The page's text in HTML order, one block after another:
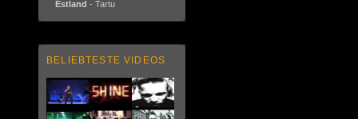
Estland - Tartu
BELIEBTESTE VIDEOS